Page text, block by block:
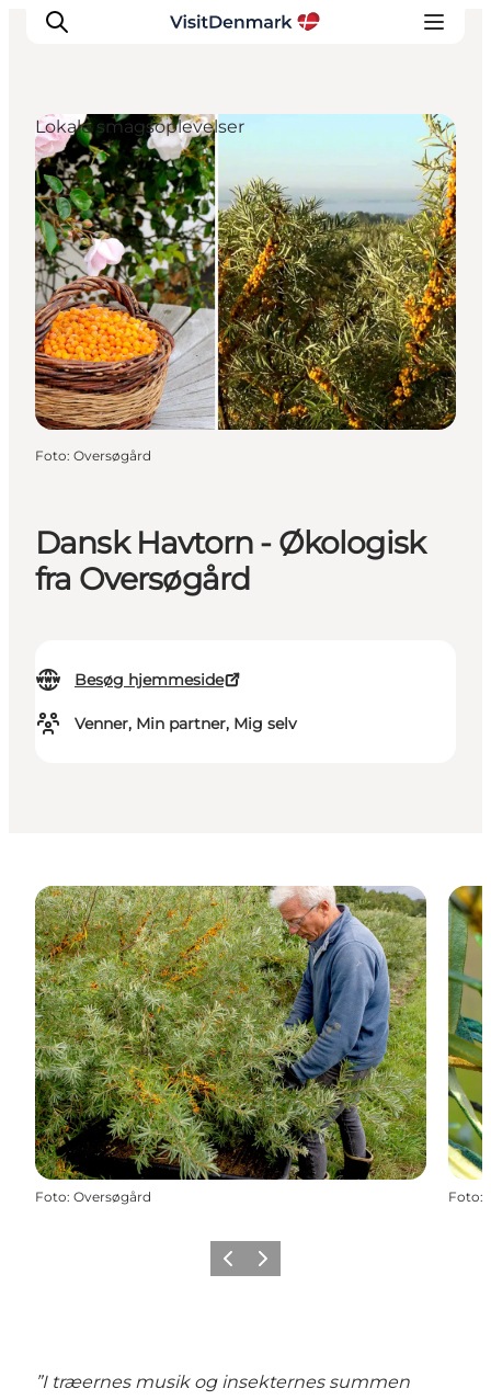
Inspiration
Destinationer
Oplevelser
Overnatning
Planlæg ferien
Dansk Havtorn - Økologisk
fra Oversøgård
Besøg hjemmeside
Venner, Min partner, Mig selv
Lokale smagsoplevelser
Foto: Oversøgård
Foto: Oversøgård Foto:
ForrigeNæste
”I træernes musik og insekternes summen